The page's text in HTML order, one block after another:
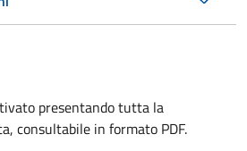
presentando tutta la
consultabile in formato PDF.